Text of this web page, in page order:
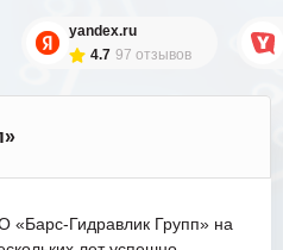
yandex.ru
4.7 97 отзывов
Гидравлик Групп» на